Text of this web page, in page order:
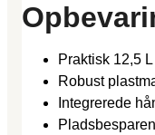
Praktisk 12,5
Robust
Integrerede